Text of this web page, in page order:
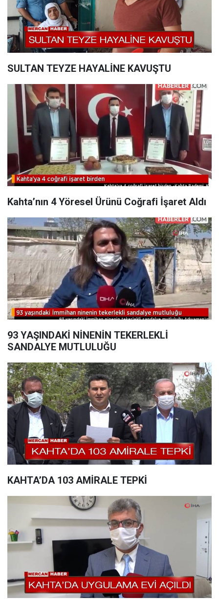
SULTAN TEYZE HAYALİNE KAVUŞTU
Kahta’nın 4 Yöresel Ürünü Coğrafi İşaret Aldı
93 YAŞINDAKİ NİNENİN TEKERLEKLİ
SANDALYE MUTLULUĞU
KAHTA’DA 103 AMİRALE TEPKİ